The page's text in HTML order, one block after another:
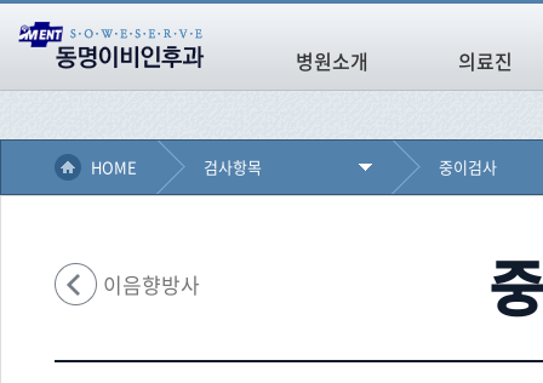
병원소개 의료진
HOME 검사항목 중이검사
이음향방사